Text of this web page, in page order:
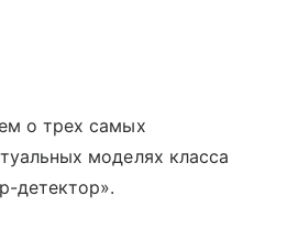
о трех самых
моделях класса
детектор».